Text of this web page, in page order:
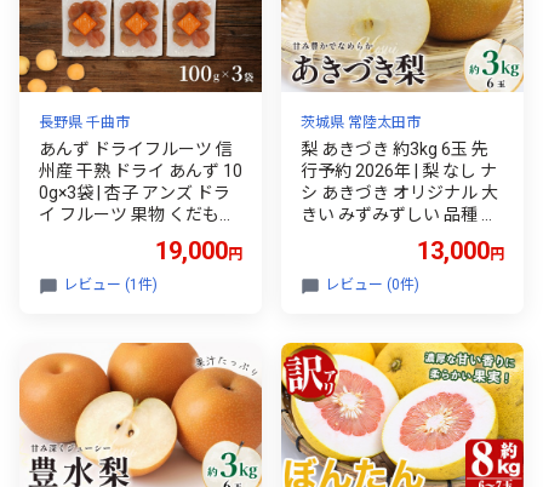
長野県 千曲市
あんず ドライフルーツ 信
州産 干熟 ドライ あんず 10
0g×3袋 | 杏子 アンズ ドラ
イ フルーツ 果物 くだもの
ート スイーツ 軽食 お取り
寄せ おすすめ 人気 贈り物
19,000円
レビュー (1件)
茨城県 常陸太田市
梨 あきづき 約3kg 6玉 先
行予約 2026年 | 梨 なし ナ
シ あきづき オリジナル 大
きい みずみずしい 品種 フ
り物 新鮮 お取り寄せ デザ
ート ギフト 風味豊か 大玉
果樹園せいよう 茨城県 常
陸太田市
13,000円
レビュー (0件)